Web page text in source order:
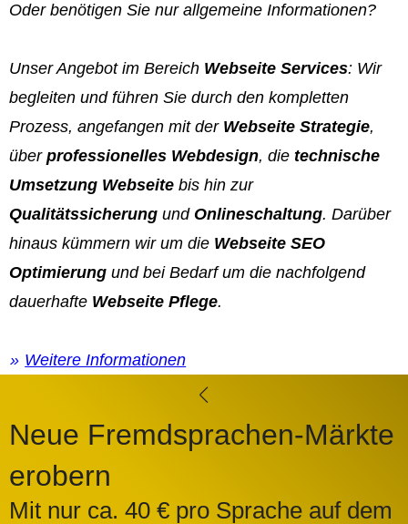
Oder benötigen Sie nur allgemeine Informationen?
Unser Angebot im Bereich Webseite Services: Wir
begleiten und führen Sie durch den kompletten
Prozess, angefangen mit der Webseite Strategie,
überprofessionelles Webdesign, die technische
Umsetzung Webseite bis hin zur
Qualitätssicherung und Onlineschaltung. Darüber
hinaus kümmern wir um die Webseite SEO
Optimierung und bei Bedarf um die nachfolgend
dauerhafte Webseite Pflege.
Weitere Informationen
Neue Fremdsprachen-Märkte
erobern
Mit nur ca. 40 € pro Sprache auf dem